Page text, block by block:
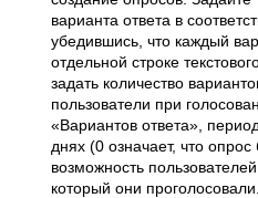
варианта ответа в
убедившись, что каждый
отдельной строке
задать количество
пользователи при
«Вариантов ответа»,
днях (0 означает, что
возможность
который они проголосовали.